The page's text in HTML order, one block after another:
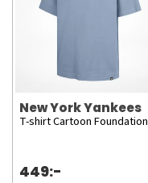
New York Yankees
T-shirt Cartoon Foundation
449:-